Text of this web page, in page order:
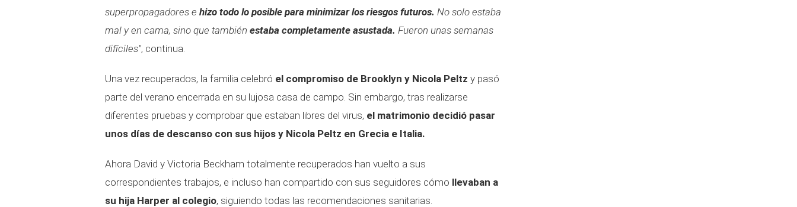
superpropagadores e hizo todo lo posible para minimizar los riesgos futuros. No solo estaba
mal y en cama, sino que también estaba completamente asustada. Fueron unas semanas
difíciles", continua.
Una vez recuperados, la familia celebró el compromiso de Brooklyn y Nicola Peltz y pasó
parte del verano encerrada en su lujosa casa de campo. Sin embargo, tras realizarse
diferentes pruebas y comprobar que estaban libres del virus, el matrimonio decidió pasar
unos días de descanso con sus hijos y Nicola Peltz en Grecia e Italia.
Ahora David y Victoria Beckham totalmente recuperados han vuelto a sus
correspondientes trabajos, e incluso han compartido con sus seguidores cómo llevaban a
su hija Harper al colegio, siguiendo todas las recomendaciones sanitarias.